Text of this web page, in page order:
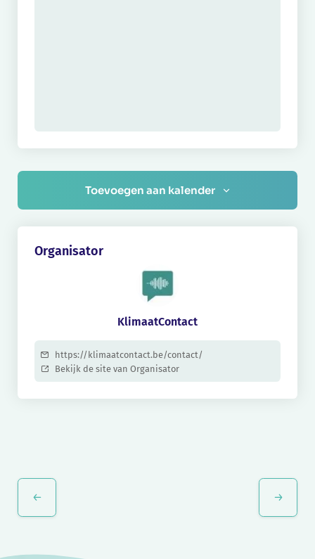
Toevoegen aan kalender
Organisator
KlimaatContact
https://klimaatcontact.be/contact/
Bekijk de site van Organisator
Navigatie